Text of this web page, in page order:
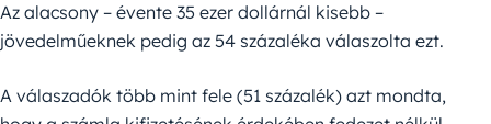
Az alacsony – évente 35 ezer dollárnál kisebb –
jövedelműeknek pedig az 54 százaléka válaszolta ezt.
A válaszadók több mint fele (51 százalék) azt mondta,